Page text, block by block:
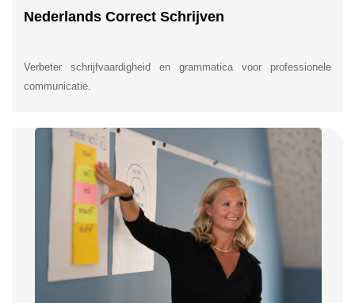
Nederlands Correct Schrijven
Verbeter schrijfvaardigheid en grammatica voor professionele
communicatie.